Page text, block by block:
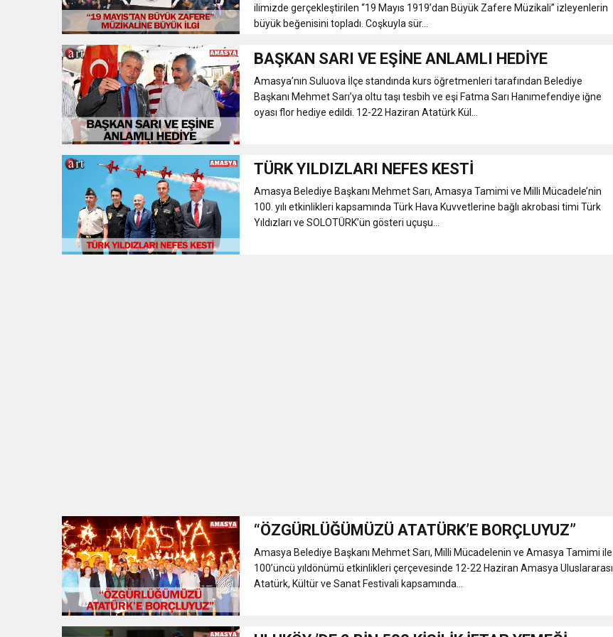
ilimizde gerçekleştirilen “19 Mayıs 1919’dan Büyük Zafere Müzikali” izleyenlerin
büyük beğenisini topladı. Coşkuyla sür...
BAŞKAN SARI VE EŞİNE ANLAMLI HEDİYE
Amasya’nın Suluova İlçe standında kurs öğretmenleri tarafından Belediye
Başkanı Mehmet Sarı’ya oltu taşı tesbih ve eşi Fatma Sarı Hanımefendiye iğne
oyası flor hediye edildi. 12-22 Haziran Atatürk Kül...
TÜRK YILDIZLARI NEFES KESTİ
Amasya Belediye Başkanı Mehmet Sarı, Amasya Tamimi ve Milli Mücadele’nin
100. yılı etkinlikleri kapsamında Türk Hava Kuvvetlerine bağlı akrobasi timi Türk
Yıldızları ve SOLOTÜRK’ün gösteri uçuşu...
“ÖZGÜRLÜĞÜMÜZÜ ATATÜRK’E BORÇLUYUZ”
Amasya Belediye Başkanı Mehmet Sarı, Milli Mücadelenin ve Amasya Tamimi ile
100’üncü yıldönümü etkinlikleri çerçevesinde 12-22 Haziran Amasya Uluslararası
Atatürk, Kültür ve Sanat Festivali kapsamında...